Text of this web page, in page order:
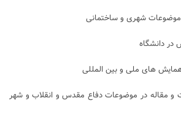
موضوعات شهری و ساختمانی
همایش های ملی و بین المللی
از ۴۰۰ یادداشت و مقاله در موضوعات دفاع مقدس و انقلاب و شهر